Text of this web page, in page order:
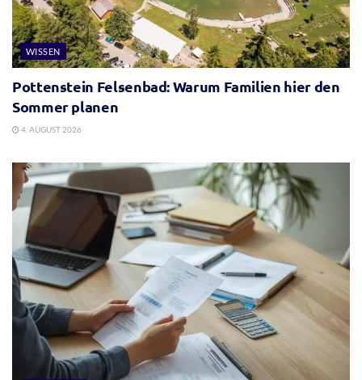
WISSEN
Pottenstein Felsenbad: Warum Familien hier den
Sommer planen
4. AUGUST 2026